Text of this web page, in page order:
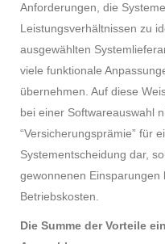
Anforderungen, die
Leistungsverhältnissen zu
ausgewählten
viele funktionale
übernehmen. Auf diese
bei einer Softwareauswahl
“Versicherungsprämie” für
Systementscheidung dar,
gewonnenen
Betriebskosten.
Die Summe der Vorteile